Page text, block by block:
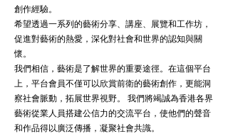
創作經驗。
希望透過一系列的藝術分享、講座、展覽和工作坊，
促進對藝術的熱愛，深化對社會和世界的認知與關
懷。
我們相信，藝術是了解世界的重要途徑。在這個平台
上，平台會員不僅可以欣賞前衛的藝術創作，更能洞
察社會脈動，拓展世界視野。 我們將竭誠為香港各界
藝術從業人員搭建公信力的交流平台，使他們的聲音
和作品得以廣泛傳播，凝聚社會共識。